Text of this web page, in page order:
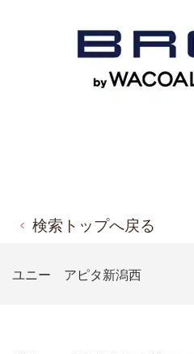
検索トップへ戻る
ユニー アピタ新潟西